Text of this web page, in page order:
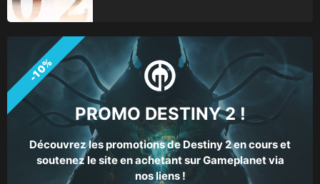
PROMO DESTINY 2 !
Découvrez les promotions de Destiny 2 en cours et
soutenez le site en achetant sur Gameplanet via
nos liens !
-10%